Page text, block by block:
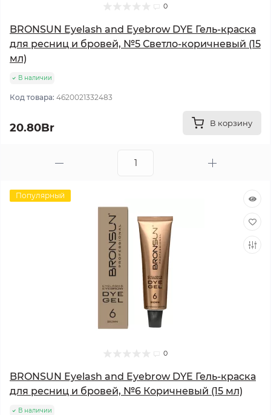
0
BRONSUN Eyelash and Eyebrow DYE Гель-краска
для ресниц и бровей, №5 Светло-коричневый (15
мл)
В наличии
Код товара: 4620021332483
20.80Br В корзину
Популярный
0
BRONSUN Eyelash and Eyebrow DYE Гель-краска
для ресниц и бровей, №6 Коричневый (15 мл)
В наличии